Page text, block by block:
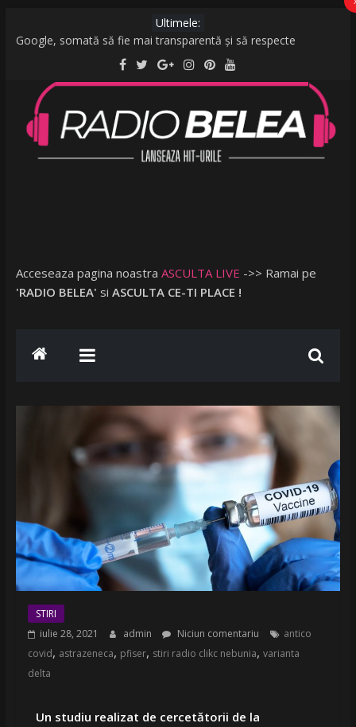
Ultimele:
Google, somată să fie mai transparentă și să respecte
legislația UE: Cum stabilește ordinea rezultatelor unei căutări?
De la caniculă la vijelii în câteva minute. O furtună puternică a
făcut ravagii în zeci de localități și în București
Raed Arafat: Nu cred că vorbim despre discriminare dacă se
limitează accesul celor nevaccinați în anumite locații
AMI – O Fată Obişnuită
Ce a postat Lambada, fosta soție a lui Tzancă Uraganu, la
Acceseaza pagina noastra ASCULTA LIVE ->> Ramai pe
'RADIO BELEA' si ASCULTA CE-TI PLACE !
STIRI
iulie 28, 2021
admin Niciun comentariu
antico
covid, astrazeneca, pfiser, stiri radio clikc nebunia, varianta
delta
Un studiu realizat de cercetătorii de la